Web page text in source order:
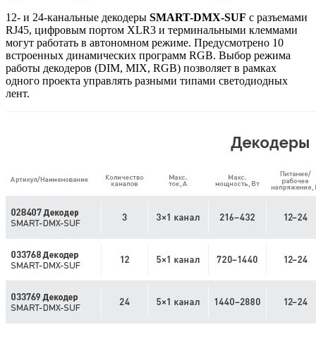
12- и 24-канальные декодеры SMART-DMX-SUF с разъемами
RJ45, цифровым портом XLR3 и терминальными клеммами
могут работать в автономном режиме. Предусмотрено 10
встроенных динамических программ RGB. Выбор режима
работы декодеров (DIM, MIX, RGB) позволяет в рамках
одного проекта управлять разными типами светодиодных
лент.